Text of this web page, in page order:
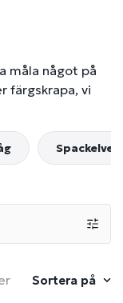
måla något på
färgskrapa, vi
Sortera på